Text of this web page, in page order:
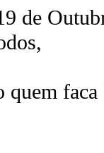
de
quem